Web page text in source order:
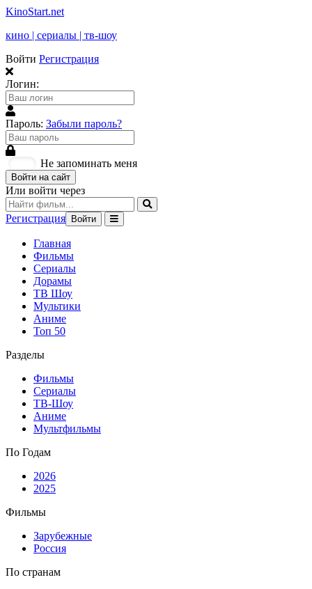
KinoStart.net
кино | сериалы | тв-шоу
Войти Регистрация
Логин:
Пароль: Забыли пароль?
Не запоминать меня
Войти на сайт
Или войти через
Регистрация Войти
Главная
Фильмы
Сериалы
Дорамы
ТВ Шоу
Мультики
Аниме
Топ 50
Разделы
Фильмы
Сериалы
ТВ-Шоу
Аниме
Мультфильмы
По Годам
2026
2025
Фильмы
Зарубежные
Россия
По странам